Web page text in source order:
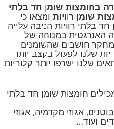
בחומצות שומן חד בלתי
שומן רוויות ומצאו כי
בלתי רוויות הניבה עלייה
4.3%) בהוצאה האנרגטית במנוחה של
חושבים שהשומנים
שלנו לפעול בקצב יותר
שלנו ישרפו יותר קלוריות
חומצות שומן חד בלתי
אגוזי מקדמיה, אגוזי
ועוד…